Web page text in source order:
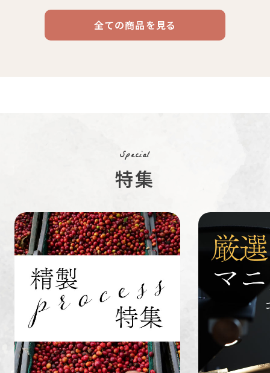
コーヒー
リキッド
コーヒー
豆・粉
すてきな道
具
生活雑貨 福袋
業務用 定期便
ケニア
ブラジル
インドネシ
ア
ホンジュラ
ス
ミャンマー ルワンダ
全ての商品を見る
Special
特集